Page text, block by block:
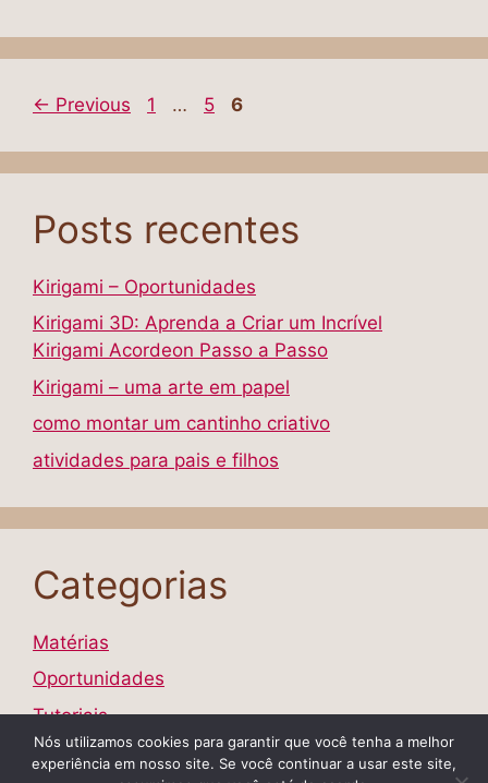
← Previous Page
1 … Page
5 Page
6
Posts recentes
Kirigami – Oportunidades
Kirigami 3D: Aprenda a Criar um Incrível
Kirigami Acordeon Passo a Passo
Kirigami – uma arte em papel
como montar um cantinho criativo
atividades para pais e filhos
Categorias
Matérias
Oportunidades
Tutoriais
Nós utilizamos cookies para garantir que você tenha a melhor
experiência em nosso site. Se você continuar a usar este site,